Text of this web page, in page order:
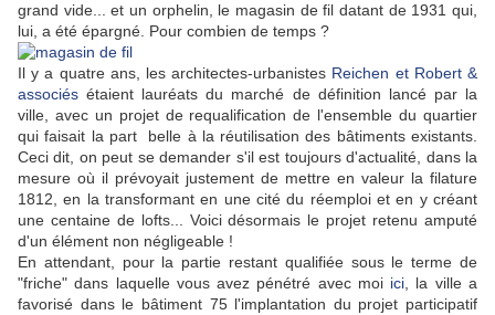
grand vide... et un orphelin, le magasin de fil datant de 1931 qui,
lui, a été épargné. Pour combien de temps ?
Il y a quatre ans, les architectes-urbanistes Reichen et Robert &
associés étaient lauréats du marché de définition lancé par la
ville, avec un projet de requalification de l'ensemble du quartier
qui faisait la part belle à la réutilisation des bâtiments existants.
Ceci dit, on peut se demander s'il est toujours d'actualité, dans la
mesure où il prévoyait justement de mettre en valeur la filature
1812, en la transformant en une cité du réemploi et en y créant
une centaine de lofts... Voici désormais le projet retenu amputé
d'un élément non négligeable !
En attendant, pour la partie restant qualifiée sous le terme de
"friche" dans laquelle vous avez pénétré avec moi ici , la ville a
favorisé dans le bâtiment 75 l'implantation du projet participatif